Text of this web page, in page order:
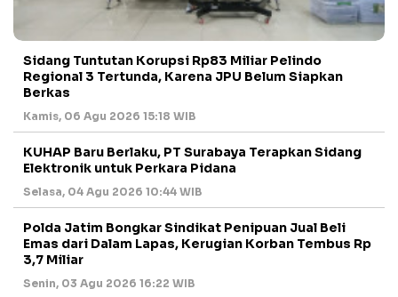
Sidang Tuntutan Korupsi Rp83 Miliar Pelindo
Regional 3 Tertunda, Karena JPU Belum Siapkan
Berkas
Kamis, 06 Agu 2026 15:18 WIB
KUHAP Baru Berlaku, PT Surabaya Terapkan Sidang
Elektronik untuk Perkara Pidana
Selasa, 04 Agu 2026 10:44 WIB
Polda Jatim Bongkar Sindikat Penipuan Jual Beli
Emas dari Dalam Lapas, Kerugian Korban Tembus Rp
3,7 Miliar
Senin, 03 Agu 2026 16:22 WIB